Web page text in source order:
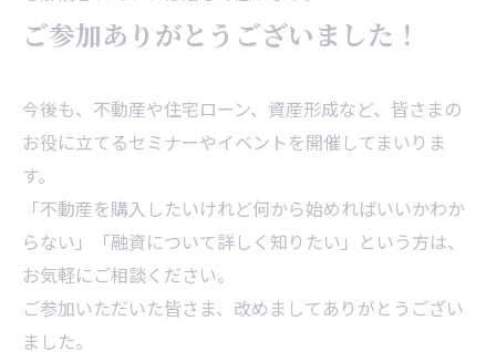
ご参加ありがとうございました！
今後も、不動産や住宅ローン、資産形成など、皆さまの
お役に立てるセミナーやイベントを開催してまいりま
す。
「不動産を購入したいけれど何から始めればいいかわか
らない」「融資について詳しく知りたい」という方は、
お気軽にご相談ください。
ご参加いただいた皆さま、改めましてありがとうござい
ました。